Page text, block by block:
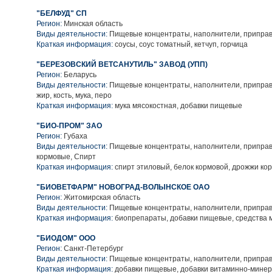
"БЕЛФУД" СП
Регион: Минская область
Виды деятельности: Пищевые концентраты, наполнители,
Краткая информация: соусы, соус томатный, кетчуп, горчица
"БЕРЕЗОВСКИЙ ВЕТСАНУТИЛЬ" ЗАВОД (УПП)
Регион: Беларусь
Виды деятельности: Пищевые концентраты, наполнители,
жир, кость, мука, перо
Краткая информация: мука мясокостная, добавки пищевые
"БИО-ПРОМ" ЗАО
Регион: Губаха
Виды деятельности: Пищевые концентраты, наполнители,
кормовые, Спирт
Краткая информация: спирт этиловый, белок кормовой, дрожжи
"БИОВЕТФАРМ" НОВОГРАД-ВОЛЫНСКОЕ ОАО
Регион: Житомирская область
Виды деятельности: Пищевые концентраты, наполнители,
Краткая информация: биопрепараты, добавки пищевые,
"БИОДОМ" ООО
Регион: Санкт-Петербург
Виды деятельности: Пищевые концентраты, наполнители,
Краткая информация: добавки пищевые, добавки витаминно-